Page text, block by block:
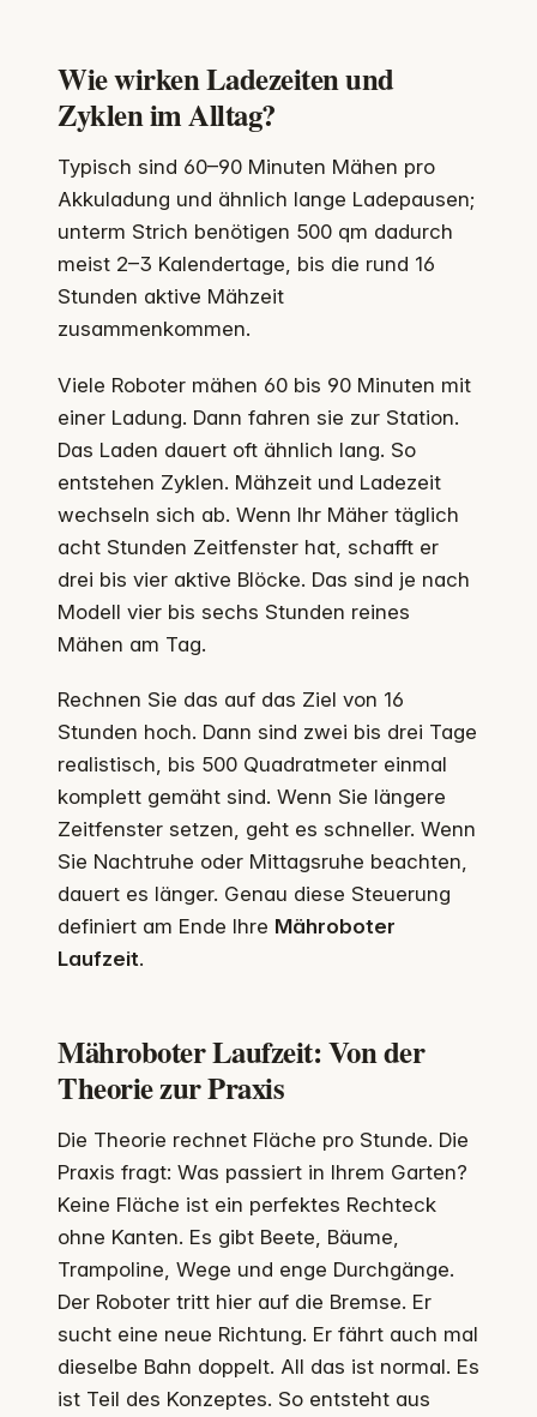
Wie wirken Ladezeiten und
Zyklen im Alltag?
Typisch sind 60–90 Minuten Mähen pro
Akkuladung und ähnlich lange Ladepausen;
unterm Strich benötigen 500 qm dadurch
meist 2–3 Kalendertage, bis die rund 16
Stunden aktive Mähzeit
zusammenkommen.
Viele Roboter mähen 60 bis 90 Minuten mit
einer Ladung. Dann fahren sie zur Station.
Das Laden dauert oft ähnlich lang. So
entstehen Zyklen. Mähzeit und Ladezeit
wechseln sich ab. Wenn Ihr Mäher täglich
acht Stunden Zeitfenster hat, schafft er
drei bis vier aktive Blöcke. Das sind je nach
Modell vier bis sechs Stunden reines
Mähen am Tag.
Rechnen Sie das auf das Ziel von 16
Stunden hoch. Dann sind zwei bis drei Tage
realistisch, bis 500 Quadratmeter einmal
komplett gemäht sind. Wenn Sie längere
Zeitfenster setzen, geht es schneller. Wenn
Sie Nachtruhe oder Mittagsruhe beachten,
dauert es länger. Genau diese Steuerung
definiert am Ende Ihre Mähroboter
Laufzeit.
Mähroboter Laufzeit: Von der
Theorie zur Praxis
Die Theorie rechnet Fläche pro Stunde. Die
Praxis fragt: Was passiert in Ihrem Garten?
Keine Fläche ist ein perfektes Rechteck
ohne Kanten. Es gibt Beete, Bäume,
Trampoline, Wege und enge Durchgänge.
Der Roboter tritt hier auf die Bremse. Er
sucht eine neue Richtung. Er fährt auch mal
dieselbe Bahn doppelt. All das ist normal. Es
ist Teil des Konzeptes. So entsteht aus